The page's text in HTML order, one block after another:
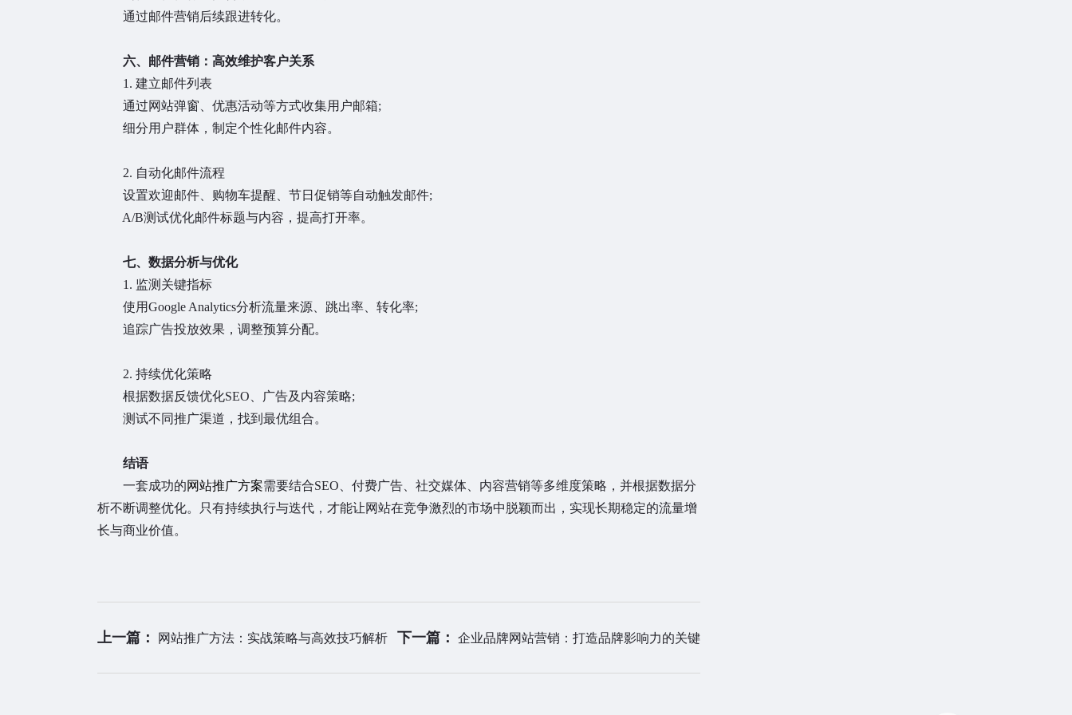
通过邮件营销后续跟进转化。
六、邮件营销：高效维护客户关系
1. 建立邮件列表
通过网站弹窗、优惠活动等方式收集用户邮箱;
细分用户群体，制定个性化邮件内容。
2. 自动化邮件流程
设置欢迎邮件、购物车提醒、节日促销等自动触发邮件;
A/B测试优化邮件标题与内容，提高打开率。
七、数据分析与优化
1. 监测关键指标
使用Google Analytics分析流量来源、跳出率、转化率;
追踪广告投放效果，调整预算分配。
2. 持续优化策略
根据数据反馈优化SEO、广告及内容策略;
测试不同推广渠道，找到最优组合。
结语
一套成功的网站推广方案需要结合SEO、付费广告、社交媒体、内容营销等多维度策略，并根据数据分
析不断调整优化。只有持续执行与迭代，才能让网站在竞争激烈的市场中脱颖而出，实现长期稳定的流量增
长与商业价值。
上一篇： 网站推广方法：实战策略与高效技巧解析 下一篇： 企业品牌网站营销：打造品牌影响力的关键